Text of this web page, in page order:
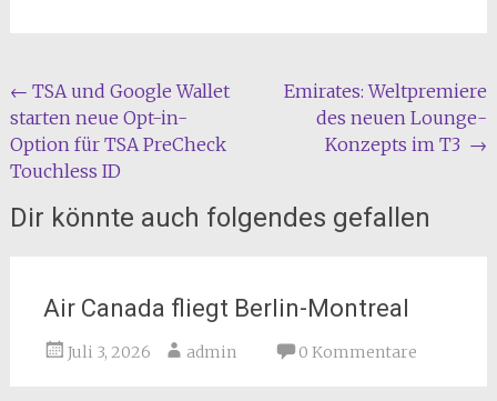
Beitragsnavigation
← TSA und Google Wallet
starten neue Opt-in-
Option für TSA PreCheck
Touchless ID
Emirates: Weltpremiere
des neuen Lounge-
Konzepts im T3 →
Dir könnte auch folgendes gefallen
Air Canada fliegt Berlin-Montreal
Juli 3, 2026 admin 0 Kommentare